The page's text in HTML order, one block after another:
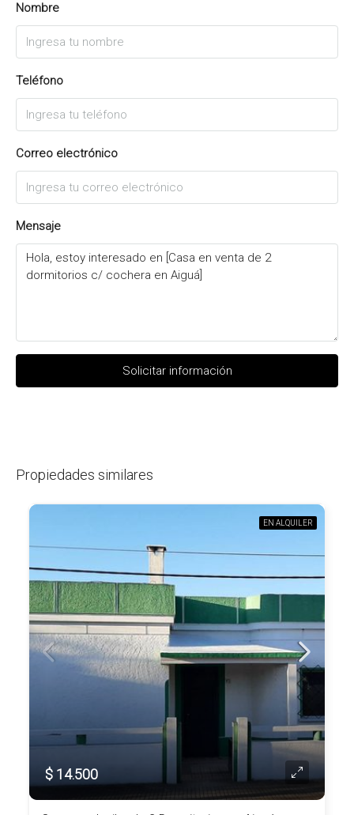
Nombre
Teléfono
Correo electrónico
Mensaje
Solicitar información
Propiedades similares
EN ALQUILER
$ 14.500